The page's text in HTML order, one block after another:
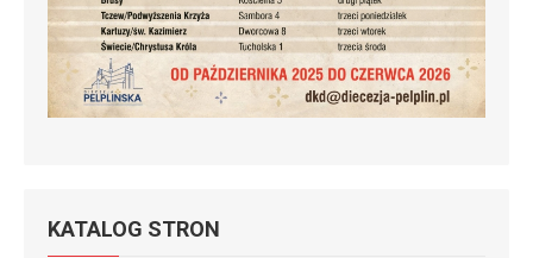
KATALOG STRON